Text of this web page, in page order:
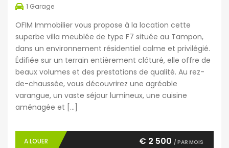
1 Garage
OFIM Immobilier vous propose à la location cette
superbe villa meublée de type F7 située au Tampon,
dans un environnement résidentiel calme et privilégié.
Édifiée sur un terrain entièrement clôturé, elle offre de
beaux volumes et des prestations de qualité. Au rez-
de-chaussée, vous découvrirez une agréable
varangue, un vaste séjour lumineux, une cuisine
aménagée et […]
A LOUER € 2 500 / PAR MOIS